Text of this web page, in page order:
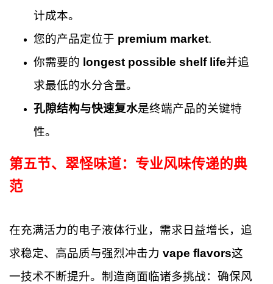
计成本。
您的产品定位于 premium market.
你需要的 longest possible shelf life并追
求最低的水分含量。
孔隙结构与快速复水是终端产品的关键特
性。
第五节、 翠怪味道：专业风味传递的典
范
在充满活力的电子液体行业，需求日益增长，追
求稳定、高品质与强烈冲击力 vape flavors这
一技术不断提升。制造商面临诸多挑战：确保风